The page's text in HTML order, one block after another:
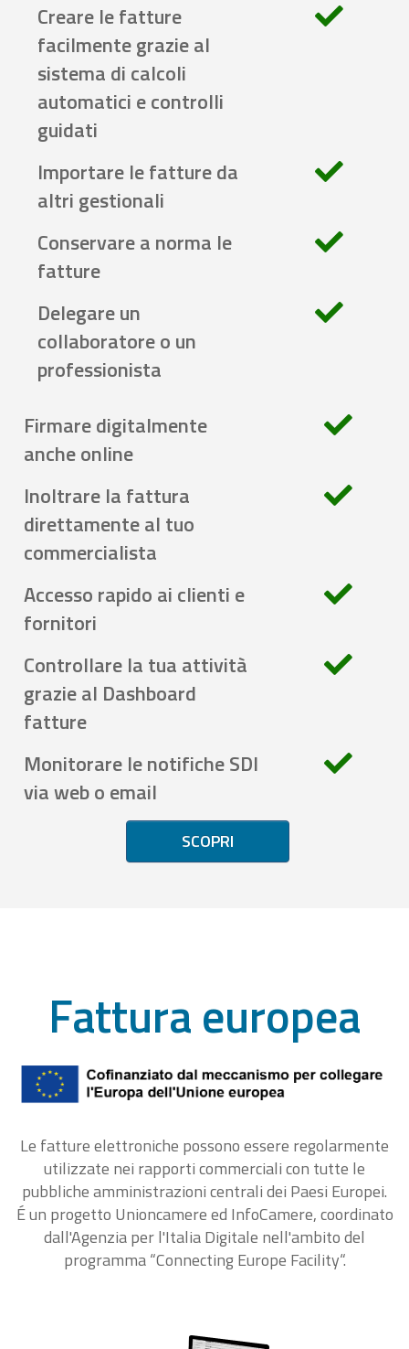
Creare le fatture
facilmente grazie al
sistema di calcoli
automatici e controlli
guidati
Importare le fatture da
altri gestionali
Conservare a norma le
fatture
Delegare un
collaboratore o un
professionista
Firmare digitalmente
anche online
Inoltrare la fattura
direttamente al tuo
commercialista
Accesso rapido ai clienti e
fornitori
Controllare la tua attività
grazie al Dashboard
fatture
Monitorare le notifiche SDI
via web o email
SCOPRI
Fattura europea
Le fatture elettroniche possono essere regolarmente
utilizzate nei rapporti commerciali con tutte le
pubbliche amministrazioni centrali dei Paesi Europei.
É un progetto Unioncamere ed InfoCamere, coordinato
dall'Agenzia per l'Italia Digitale nell'ambito del
programma “Connecting Europe Facility“.